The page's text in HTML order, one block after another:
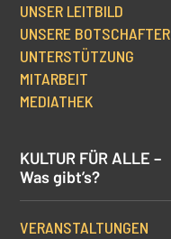
UNSER LEITBILD
UNSERE BOTSCHAFTER
UNTERSTÜTZUNG
MITARBEIT
MEDIATHEK
KULTUR FÜR ALLE –
Was gibt’s?
VERANSTALTUNGEN